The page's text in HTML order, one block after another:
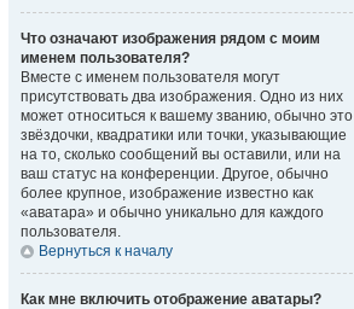
Что означают изображения рядом с моим
именем пользователя?
Вместе с именем пользователя могут
присутствовать два изображения. Одно из них
может относиться к вашему званию, обычно это
звёздочки, квадратики или точки, указывающие
на то, сколько сообщений вы оставили, или на
ваш статус на конференции. Другое, обычно
более крупное, изображение известно как
«аватара» и обычно уникально для каждого
пользователя.
Вернуться к началу
Как мне включить отображение аватары?